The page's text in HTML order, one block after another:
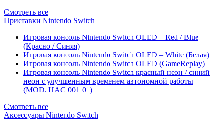
Смотреть все
Приставки Nintendo Switch
Игровая консоль Nintendo Switch OLED – Red / Blue
(Красно / Синяя)
Игровая консоль Nintendo Switch OLED – White (Белая)
Игровая консоль Nintendo Switch OLED (GameReplay)
Игровая консоль Nintendo Switch красный неон / синий
неон с улучшенным временем автономной работы
(MOD. HAC-001-01)
Смотреть все
Аксессуары Nintendo Switch